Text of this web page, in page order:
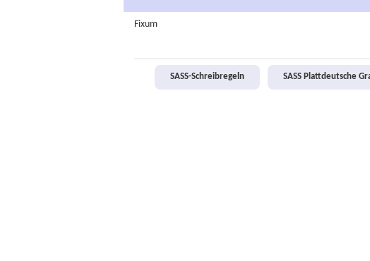
Fixum
SASS-Schreibregeln SASS Plattdeutsche